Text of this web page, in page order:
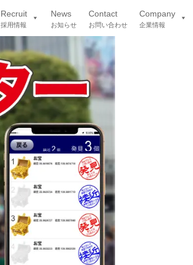
Recruit
採用情報
News
お知らせ
Contact
お問い合わせ
Company
企業情報